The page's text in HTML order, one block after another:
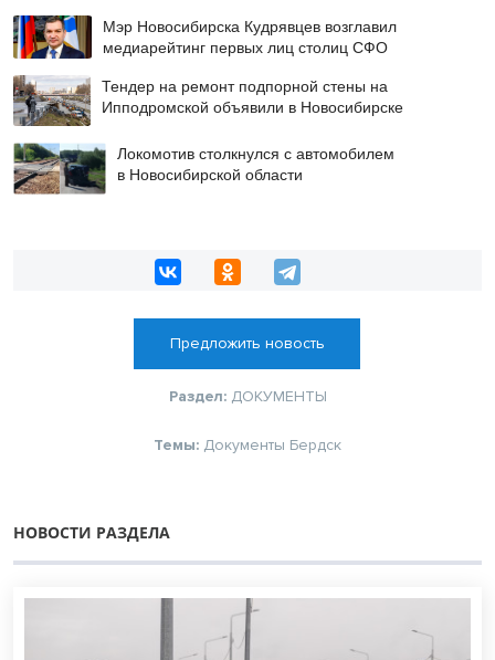
Мэр Новосибирска Кудрявцев возглавил
медиарейтинг первых лиц столиц СФО
Тендер на ремонт подпорной стены на
Ипподромской объявили в Новосибирске
Локомотив столкнулся с автомобилем
в Новосибирской области
Предложить новость
Раздел: ДОКУМЕНТЫ
Темы: Документы Бердск
НОВОСТИ РАЗДЕЛА